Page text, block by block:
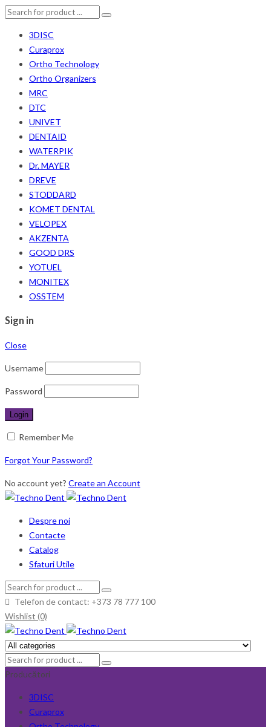
3DISC
Curaprox
Ortho Technology
Ortho Organizers
MRC
DTC
UNIVET
DENTAID
WATERPIK
Dr. MAYER
DREVE
STODDARD
KOMET DENTAL
VELOPEX
AKZENTA
GOOD DRS
YOTUEL
MONITEX
OSSTEM
Sign in
Close
Username
Password
Remember Me
Forgot Your Password?
No account yet? Create an Account
Despre noi
Contacte
Catalog
Sfaturi Utile
Telefon de contact: +373 78 777 100
Wishlist (0)
Producători
3DISC
Curaprox